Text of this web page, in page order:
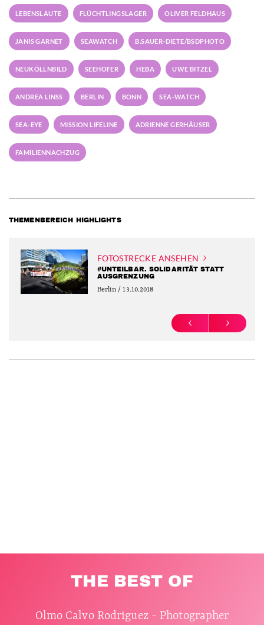
LEBENSLAUTE FLÜCHTLINGSLAGER OLIVER FELDHAUS
JANIS GARNET SEAWATCH B.SAUER-DIETE/BSDPHOTO
NEUKÖLLNBILD SEEHOFER HEBA UWE BITZEL
ANDREA LINSS BERLIN BONN SEA-WATCH
SEA-EYE MISSION LIFELINE ADRIENNE GERHÄUSER
FAMILIENNACHZUG
THEMENBEREICH HIGHLIGHTS
FOTOSTRECKE ANSEHEN
#UNTEILBAR. SOLIDARITÄT STATT
AUSGRENZUNG
Berlin / 13.10.2018
PREVIOUS NEXT
THE BEST OF
Olmo Calvo Rodriguez - Photographer